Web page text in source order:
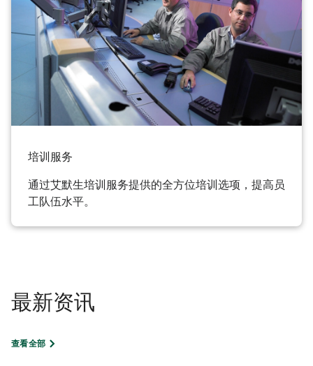
培训服务
通过艾默生培训服务提供的全方位培训选项，提高员
工队伍水平。
最新资讯
查看全部